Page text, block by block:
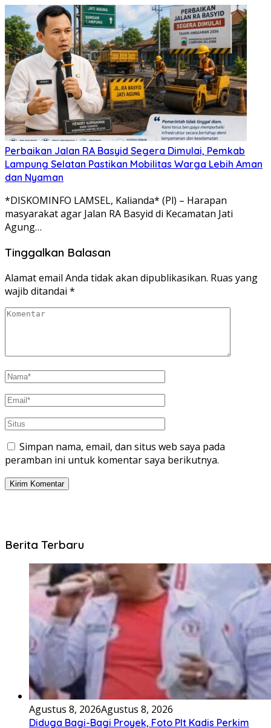
Perbaikan Jalan RA Basyid Segera Dimulai, Pemkab
Lampung Selatan Pastikan Mobilitas Warga Lebih Aman
dan Nyaman
*DISKOMINFO LAMSEL, Kalianda* (Pl) – Harapan
masyarakat agar Jalan RA Basyid di Kecamatan Jati
Agung…
Tinggalkan Balasan
Alamat email Anda tidak akan dipublikasikan. Ruas yang
wajib ditandai *
Simpan nama, email, dan situs web saya pada
peramban ini untuk komentar saya berikutnya.
Berita Terbaru
Agustus 8, 2026Agustus 8, 2026
Diduga Bagi-Bagi Proyek, Foto Plt Kadis Perkim